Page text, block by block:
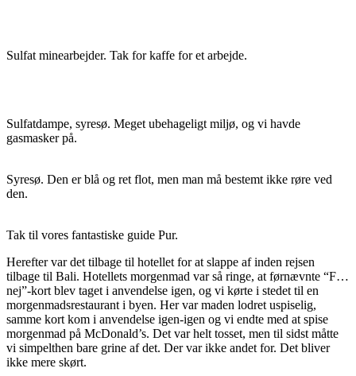
Sulfat minearbejder. Tak for kaffe for et arbejde.
Sulfatdampe, syresø. Meget ubehageligt miljø, og vi havde
gasmasker på.
Syresø. Den er blå og ret flot, men man må bestemt ikke røre ved
den.
Tak til vores fantastiske guide Pur.
Herefter var det tilbage til hotellet for at slappe af inden rejsen
tilbage til Bali. Hotellets morgenmad var så ringe, at førnævnte “F…
nej”-kort blev taget i anvendelse igen, og vi kørte i stedet til en
morgenmadsrestaurant i byen. Her var maden lodret uspiselig,
samme kort kom i anvendelse igen-igen og vi endte med at spise
morgenmad på McDonald’s. Det var helt tosset, men til sidst måtte
vi simpelthen bare grine af det. Der var ikke andet for. Det bliver
ikke mere skørt.